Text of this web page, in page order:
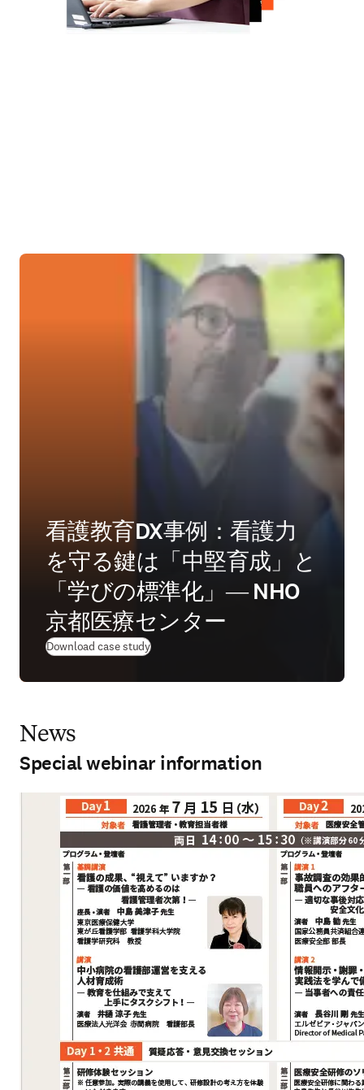
看護教育DX事例：看護力
を守る鍵は「中堅育成」と
「学びの標準化」― NHO
京都医療センター
Download case study(
News
Special webinar information